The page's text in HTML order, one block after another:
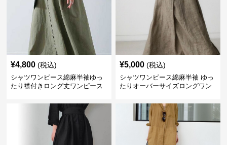
¥4,800 (税込)
シャツワンピース綿麻半袖ゆっ
たり襟付きロング丈ワンピース
¥5,000 (税込)
シャツワンピース綿麻半袖 ゆっ
たりオーバーサイズロングワン